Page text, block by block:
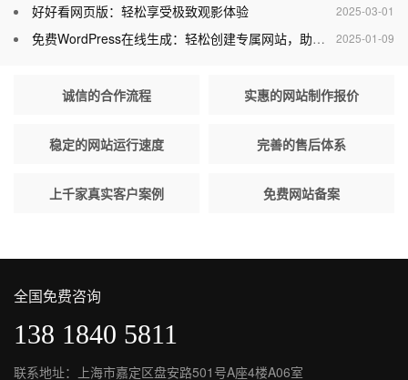
2025-03-01
好好看网页版：轻松享受极致观影体验
2025-01-09
免费WordPress在线生成：轻松创建专属网站，助力个人与企业腾飞
诚信的合作流程 实惠的网站制作报价
稳定的网站运行速度 完善的售后体系
上千家真实客户案例 免费网站备案
全国免费咨询
138 1840 5811
联系地址：上海市嘉定区盘安路501号A座4楼A06室